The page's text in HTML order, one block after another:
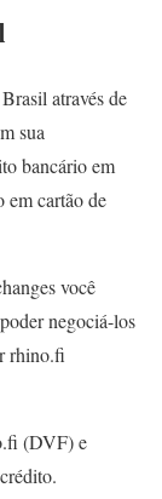
através de
sua
bancário em
em cartão de
você
negociá-los
rhino.fi
(DVF) e